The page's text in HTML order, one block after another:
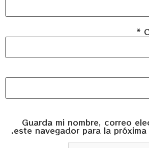
*
Guarda mi nombre, correo
este navegador para la